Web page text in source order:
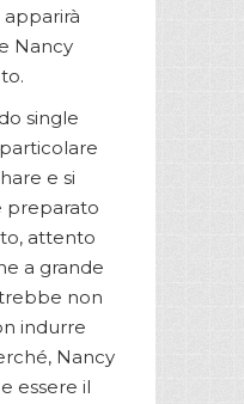
Nancy
single
e si
preparato
attento
a grande
non
indurre
Nancy
essere il